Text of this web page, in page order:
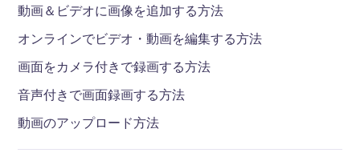
動画＆ビデオに画像を追加する方法
オンラインでビデオ・動画を編集する方法
画面をカメラ付きで録画する方法
音声付きで画面録画する方法
動画のアップロード方法